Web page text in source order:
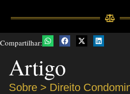
Compartilhar:
Artigo
Sobre > Direito